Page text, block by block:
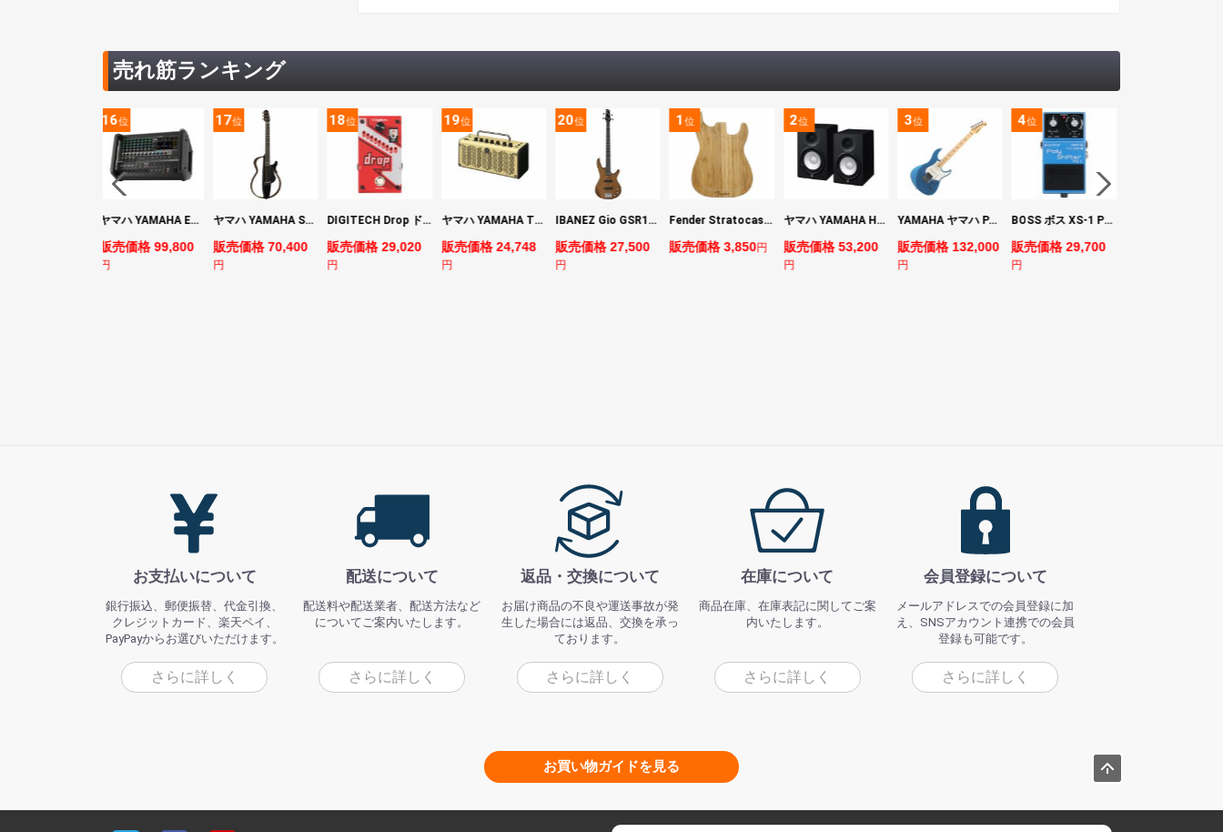
売れ筋ランキング
16位
ヤマハ YAMAHA EMX7 12ch パワードミキサー
販売価格 99,800
円
17位
ヤマハ YAMAHA SLG200S TBL サイレントギター
販売価格 70,400
円
18位
DIGITECH Drop ドロップ・リチューニング・エフェクト
販売価格 29,020
円
19位
ヤマハ YAMAHA THR5 コンパクトギターアンプ 小型アンプ
販売価格 24,748
円
20位
IBANEZ Gio GSR180-LBF エレキベース
販売価格 27,500
円
1位
Fender Stratocaster Cutting Board カッティングボード（まな板）
販売価格 3,850円
2位
ヤマハ YAMAHA HS7 パワードスタジオモニタースピーカー×2本
販売価格 53,200
円
3位
YAMAHA ヤマハ PACS+12M SB Pacifica Standard Plus パシフィカスタンダードプラス エレキギター
販売価格 132,000
円
4位
BOSS ボス XS-1 Poly Shifter ギターエフェクター ピッチシフター
販売価格 29,700
円
お支払いについて
銀行振込、郵便振替、代金引換、
クレジットカード、楽天ペイ、
PayPayからお選びいただけます。
さらに詳しく
配送について
配送料や配送業者、配送方法など
についてご案内いたします。
さらに詳しく
返品・交換について
お届け商品の不良や運送事故が発
生した場合には返品、交換を承っ
ております。
さらに詳しく
在庫について
商品在庫、在庫表記に関してご案
内いたします。
さらに詳しく
会員登録について
メールアドレスでの会員登録に加
え、SNSアカウント連携での会員
登録も可能です。
さらに詳しく
お買い物ガイドを見る